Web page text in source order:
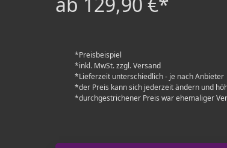
*Preisbeispiel
*inkl. MwSt. zzgl. Versand
*Lieferzeit unterschiedlich - je nach Anbieter
*der Preis kann sich jederzeit ändern und
*durchgestrichener Preis war ehemaliger